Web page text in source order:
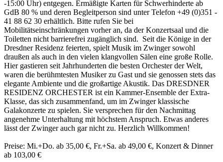
-15:00 Uhr) entgegen. Ermäßigte Karten für Schwerhinderte ab
GdB 80 % und deren Begleitperson sind unter Telefon +49 (0)351 -
41 88 62 30 erhältlich. Bitte rufen Sie bei
Mobilitätseinschränkungen vorher an, da der Konzertsaal und die
Toiletten nicht barrierefrei zugänglich sind. Seit die Könige in der
Dresdner Residenz feierten, spielt Musik im Zwinger sowohl
draußen als auch in den vielen klangvollen Sälen eine große Rolle.
Hier gastieren seit Jahrhunderten die besten Orchester der Welt,
waren die berühmtesten Musiker zu Gast und sie genossen stets das
elegante Ambiente und die großartige Akustik. Das DRESDNER
RESIDENZ ORCHESTER ist ein Kammer-Ensemble der Extra-
Klasse, das sich zusammenfand, um im Zwinger klassische
Galakonzerte zu spielen. Sie versprechen für den Nachmittag
angenehme Unterhaltung mit höchstem Anspruch. Etwas anderes
lässt der Zwinger auch gar nicht zu. Herzlich Willkommen!
Preise: Mi.+Do. ab 35,00 €, Fr.+Sa. ab 49,00 €, Konzert & Dinner
ab 103,00 €